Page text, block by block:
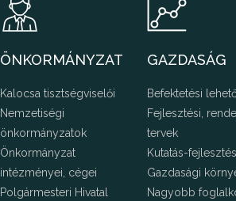
ÖNKORMÁNYZAT
Kalocsa tisztségviselői
Nemzetiségi
önkormányzatok
Önkormányzat
intézményei, cégei
Polgármesteri Hivatal
GAZDASÁG
Befektetési
Fejlesztési,
tervek
Kutatás-fejlesztés
Gazdasági
Nagyobb